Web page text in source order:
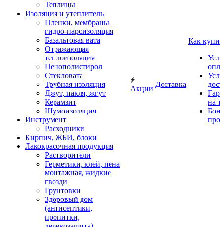
Теплицы
Изоляция и утеплитель
Пленки, мембраны,
гидро-пароизоляция
Базальтовая вата
Отражающая
теплоизоляция
Пенополистирол
Стекловата
Трубная изоляция
Джут, пакля, жгут
Керамзит
Шумоизоляция
Инструмент
Расходники
Кирпич, ЖБИ, блоки
Лакокрасочная продукция
Растворители
Герметики, клей, пена
монтажная, жидкие
гвозди
Грунтовки
Здоровый дом
(антисептики,
пропитки,
Акции
Доставка
Как
на